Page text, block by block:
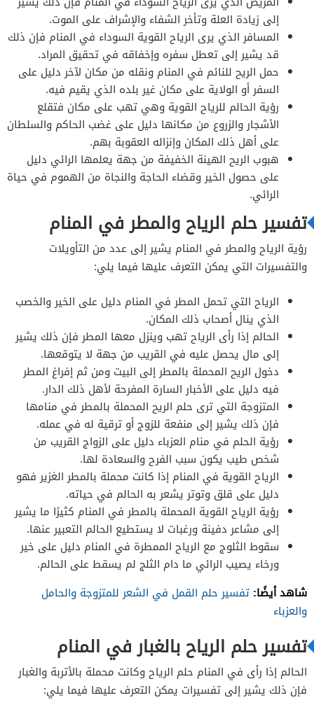
إلى زيادة العلة وتأخر الشفاء والإشراف على الموت.
المسافر الذي يرى الرياح القوية السوداء في المنام فإن ذلك
قد يشير إلى تعطل سفره وإخفاقه في تحقيق المراد.
حمل الريح للنائم في المنام ونقله من مكان لآخر دليل على
السفر أو الولاية على مكان غير بلده الذي يقيم فيه.
رؤية الحالم للرياح القوية وهي تهب على مكان فتقلع
الأشجار والزروع من مكانها دليل على غضب الحاكم والسلطان
على أهل ذلك المكان وإنزاله العقوبة بهم.
هبوب الريح الهينة الخفيفة من جهة يعلمها الرائي دليل
على حصول الخير وقضاء الحاجة والنجاة من الهموم في حياة
الرائي.
تفسير حلم الرياح والمطر في المنام
رؤية الرياح والمطر في المنام يشير إلى عدد من التأويلات
والتفسيرات التي يمكن التعرف عليها فيما يلي:
الرياح التي تحمل المطر في المنام دليل على الخير والخصب
الذي ينال أصحاب ذلك المكان.
الحالم إذا رأى الرياح تهب وينزل معها المطر فإن ذلك يشير
إلى مال يحصل عليه في القريب من جهة لا يتوقعها.
دخول الريح المحملة بالمطر إلى البيت ومن ثم إفراغ المطر
فيه دليل على الأخبار السارة المفرحة لأهل ذلك الدار.
المتزوجة التي ترى حلم الريح المحملة بالمطر في منامها
فإن ذلك يشير إلى منفعة للزوج أو ترقية له في عمله.
رؤية الحلم في منام العزباء دليل على الزواج القريب من
شخص طيب يكون سبب الفرح والسعادة لها.
الرياح القوية في المنام إذا كانت محملة بالمطر الغزير فهو
دليل على قلق وتوتر يشعر به الحالم في حياته.
رؤية الرياح القوية المحملة بالمطر في المنام كثيرًا ما يشير
إلى مشاعر دفينة ورغبات لا يستطيع الحالم التعبير عنها.
سقوط الثلوج مع الرياح الممطرة في المنام دليل على خير
ورخاء يصيب الرائي ما دام الثلج لم يسقط على الحالم.
شاهد أيضًا: تفسير حلم القمل في الشعر للمتزوجة والحامل
والعزباء
تفسير حلم الرياح بالغبار في المنام
الحالم إذا رأى في المنام حلم الرياح وكانت محملة بالأتربة والغبار
فإن ذلك يشير إلى تفسيرات يمكن التعرف عليها فيما يلي: